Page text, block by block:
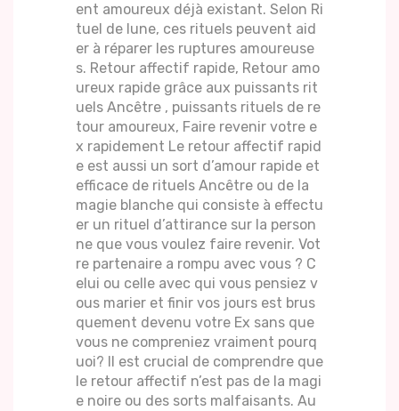
ent amoureux déjà existant. Selon Ri
tuel de lune, ces rituels peuvent aid
er à réparer les ruptures amoureuse
s. Retour affectif rapide, Retour amo
ureux rapide grâce aux puissants rit
uels Ancêtre , puissants rituels de re
tour amoureux, Faire revenir votre e
x rapidement Le retour affectif rapid
e est aussi un sort d’amour rapide et
efficace de rituels Ancêtre ou de la
magie blanche qui consiste à effectu
er un rituel d’attirance sur la person
ne que vous voulez faire revenir. Vot
re partenaire a rompu avec vous ? C
elui ou celle avec qui vous pensiez v
ous marier et finir vos jours est brus
quement devenu votre Ex sans que
vous ne compreniez vraiment pourq
uoi? Il est crucial de comprendre que
le retour affectif n’est pas de la magi
e noire ou des sorts malfaisants. Au